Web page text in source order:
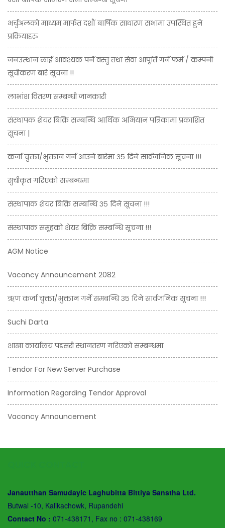
भर्चुअलको माध्यम मार्फत दशौं बार्षिक साधारण सभामा उपस्थित हुने
प्रक्रियाहरु
जनउत्थान लाई आवश्यक पर्ने वस्तु तथा सेवा आपूर्ति गर्ने फर्म / कम्पनी
सूचीकरण बारे सूचना !!
लाभांश वितरण सम्बन्धी जानकारी
संस्थापक शेयर बिक्रि सम्बन्धि आर्थिक अभियान पत्रिकामा प्रकाशित
सूचना |
कर्जा चुक्ता/भुक्तान गर्न आउने बारेमा ३५ दिने सार्वजनिक सूचना !!!
सुचीकृत गरिएको सम्बन्धमा
संस्थापाक शेयर बिक्रि सम्बन्धि ३५ दिने सूचना !!!
संस्थापाक समूहको शेयर बिक्रि सम्बन्धि सूचना !!!
AGM Notice
Vacancy Announcement 2082
ऋण कर्जा चुक्ता/भुक्तान गर्ने समबन्धि ३५ दिने सार्वजनिक सूचना !!!
Suchi Darta
शाखा कार्यालय पडसरी स्थानतरण गरिएको सम्बन्धमा
Tendor For New Server Purchase
Information Regarding Tendor Approval
Vacancy Announcement
Janautthan Samudayic Laghubitta Bittiya Sanstha Ltd.
Butwal -10, Kalikachowk, Rupandehi
Contact No : 071-438171, Fax no : 071-438169